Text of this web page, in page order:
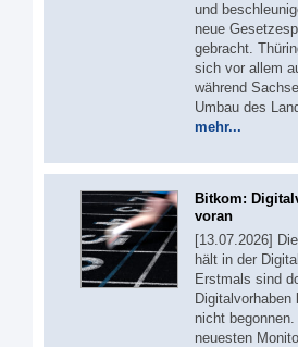
und
neue
gebracht.
sich vor allem
während
Umbau des
mehr...
Bitkom:
voran
[13.07.2026]
hält in der
Erstmals sind
Digitalvorhaben
nicht
neuesten